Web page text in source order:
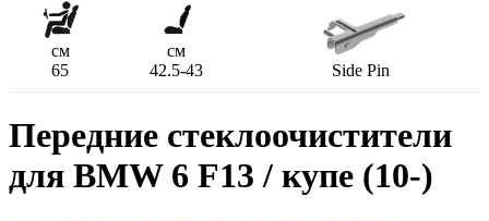
см
см
65
42.5-43 Side Pin
Передние стеклоочистители
для BMW 6 F13 / купе (10-)